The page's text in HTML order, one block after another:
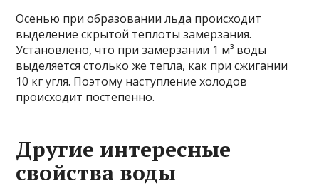
Осенью при образовании льда происходит
выделение скрытой теплоты замерзания.
Установлено, что при замерзании 1 м³ воды
выделяется столько же тепла, как при сжигании
10 кг угля. Поэтому наступление холодов
происходит постепенно.
Другие интересные
свойства воды